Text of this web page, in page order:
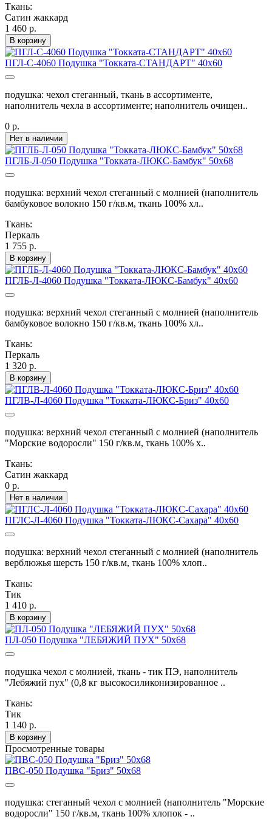
Ткань:
Сатин жаккард
1 460 р.
В корзину
ПГЛ-С-4060 Подушка "Токката-СТАНДАРТ" 40х60
подушка: чехол стеганный, ткань в ассортименте,
наполнитель чехла в ассортименте; наполнитель очищен..
0 р.
Нет в наличии
ПГЛБ-Л-050 Подушка "Токката-ЛЮКС-Бамбук" 50х68
подушка: верхний чехол стеганный с молнией (наполнитель
бамбуковое волокно 150 г/кв.м, ткань 100% хл..
Ткань:
Перкаль
1 755 р.
В корзину
ПГЛБ-Л-4060 Подушка "Токката-ЛЮКС-Бамбук" 40х60
подушка: верхний чехол стеганный с молнией (наполнитель
бамбуковое волокно 150 г/кв.м, ткань 100% хл..
Ткань:
Перкаль
1 320 р.
В корзину
ПГЛВ-Л-4060 Подушка "Токката-ЛЮКС-Бриз" 40х60
подушка: верхний чехол стеганный с молнией (наполнитель
"Морские водоросли" 150 г/кв.м, ткань 100% х..
Ткань:
Сатин жаккард
0 р.
Нет в наличии
ПГЛС-Л-4060 Подушка "Токката-ЛЮКС-Сахара" 40х60
подушка: верхний чехол стеганный с молнией (наполнитель
верблюжья шерсть 150 г/кв.м, ткань 100% хлоп..
Ткань:
Тик
1 410 р.
В корзину
ПЛ-050 Подушка "ЛЕБЯЖИЙ ПУХ" 50х68
подушка чехол с молнией, ткань - тик ПЭ, наполнитель
"Лебяжий пух" (0,8 кг высокосиликонизированное ..
Ткань:
Тик
1 140 р.
В корзину
Просмотренные товары
ПВС-050 Подушка "Бриз" 50х68
подушка: стеганный чехол с молнией (наполнитель "Морские
водоросли" 150 г/кв.м, ткань 100% хлопок - ..